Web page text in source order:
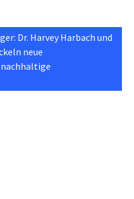
Dr. Harvey Harbach und
neue